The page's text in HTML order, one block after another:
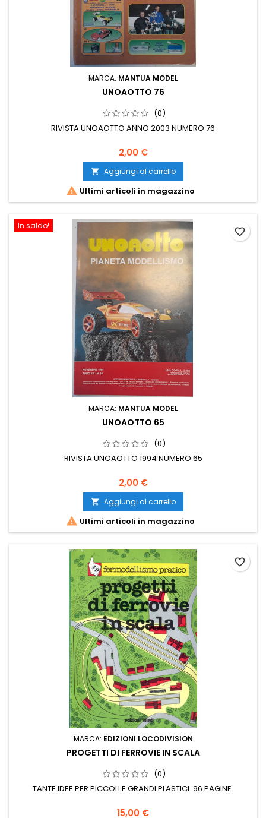
MARCA: MANTUA MODEL
UNOAOTTO 76
(0)
RIVISTA UNOAOTTO ANNO 2003 NUMERO 76
2,00 €
 Aggiungi al carrello
 Ultimi articoli in magazzino
In saldo!
MARCA: MANTUA MODEL
UNOAOTTO 65
(0)
RIVISTA UNOAOTTO 1994 NUMERO 65
2,00 €
 Aggiungi al carrello
 Ultimi articoli in magazzino
favorite_border
MARCA: EDIZIONI LOCODIVISION
PROGETTI DI FERROVIE IN SCALA
(0)
TANTE IDEE PER PICCOLI E GRANDI PLASTICI 96 PAGINE
15,00 €
favorite_border